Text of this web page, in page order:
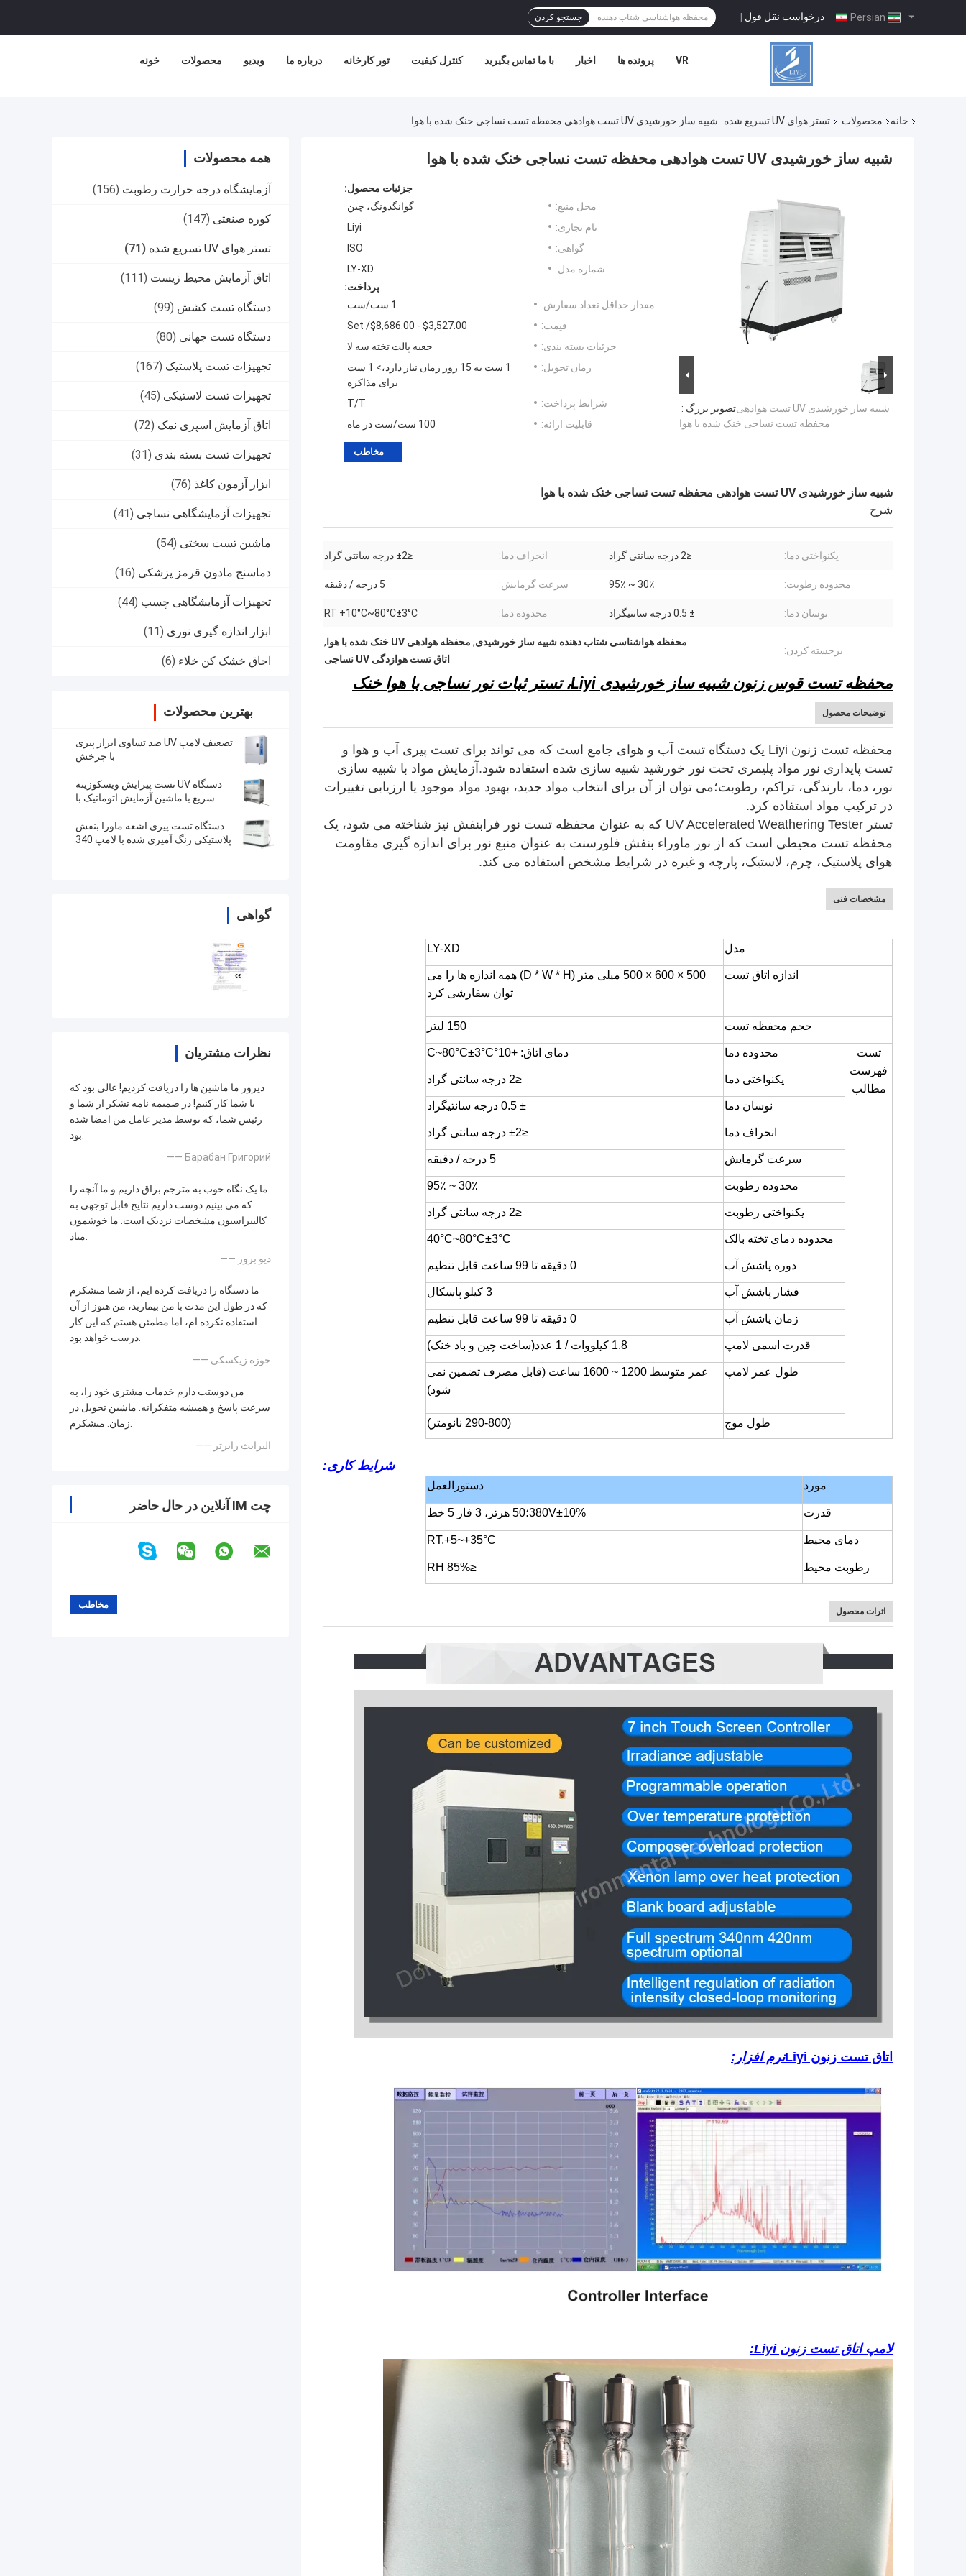
درخواست نقل قول | جستجو کردن
خونه محصولات ویدیو درباره ما تور کارخانه کنترل کیفیت با ما تماس بگیرید اخبار پرونده ها VR
خانه محصولات تستر هوای UV تسریع شده شبیه ساز خورشیدی UV تست هوادهی محفظه تست نساجی خنک شده با هوا
همه محصولات
آزمایشگاه درجه حرارت رطوبت (156)
کوره صنعتی (147)
تستر هوای UV تسریع شده (71)
اتاق آزمایش محیط زیست (111)
دستگاه تست کشش (99)
دستگاه تست جهانی (80)
تجهیزات تست پلاستیک (167)
تجهیزات تست لاستیکی (45)
اتاق آزمایش اسپری نمک (72)
تجهیزات تست بسته بندی (31)
ابزار آزمون کاغذ (76)
تجهیزات آزمایشگاهی نساجی (41)
ماشین تست سختی (54)
دماسنج مادون قرمز پزشکی (16)
تجهیزات آزمایشگاهی چسب (44)
ابزار اندازه گیری نوری (11)
اجاق خشک کن خلاء (6)
بهترین محصولات
تضعیف لامپ UV ضد تساوی ابزار پیری
با چرخش
دستگاه UV تست پیرایش ویسکوزیته
سریع با ماشین آزمایش اتوماتیک با
دستگاه تست پیری اشعه ماورا بنفش
پلاستیکی رنگ آمیزی شده با لامپ 340
گواهی
نظرات مشتریان
دیروز ما ماشین ها را دریافت کردیم! عالی بود که
با شما کار کنیم! در ضمیمه نامه تشکر از شما و
رئیس شما، که توسط مدیر عامل من امضا شده
بود.
—— Барабан Григорий
ما یک نگاه خوب به مترجم براق داریم و ما آنچه را
که می بینیم دوست داریم نتایج قابل توجهی به
کالیبراسیون مشخصات نزدیک است. ما خوشمون
میاد.
—— دیو برور
ما دستگاه را دریافت کرده ایم، از شما متشکرم
که در طول این مدت با من بیمارید، من هنوز از آن
استفاده نکرده ام، اما مطمئن هستم که این کار
درست خواهد بود.
—— خوزه زیکسکی
من دوستت دارم خدمات مشتری خود را، به
سرعت پاسخ و همیشه متفکرانه. ماشین تحویل در
زمان. متشکرم.
—— الیزابث رابرتز
چت IM آنلاین در حال حاضر
شبیه ساز خورشیدی UV تست هوادهی محفظه تست نساجی خنک شده با هوا
تصویر بزرگ :شبیه ساز خورشیدی UV تست هوادهی
محفظه تست نساجی خنک شده با هوا
جزئیات محصول:
محل منبع:
گوانگدونگ، چین
نام تجاری:
Liyi
گواهی:
ISO
شماره مدل:
LY-XD
پرداخت:
مقدار حداقل تعداد سفارش:
1 ست/ست
قیمت:
$3,527.00 - $8,686.00/ Set
جزئیات بسته بندی:
جعبه پالت تخته سه لا
زمان تحویل:
1 ست به 15 روز زمان نیاز دارد،> 1 ست
برای مذاکره
شرایط پرداخت:
T/T
قابلیت ارائه:
100 ست/ست در ماه
مخاطب
شبیه ساز خورشیدی UV تست هوادهی محفظه تست نساجی خنک شده با هوا
شرح
یکنواختی دما: ≤2 درجه سانتی گراد انحراف دما: ≤±2 درجه سانتی گراد
محدوده رطوبت: 30٪ ~ 95٪ سرعت گرمایش: 5 درجه / دقیقه
نوسان دما: ± 0.5 درجه سانتیگراد محدوده دما: RT +10°C~80°C±3°C
برجسته کردن:
محفظه هواشناسی شتاب دهنده شبیه ساز خورشیدی, محفظه هوادهی UV خنک شده با هوا
,
اتاق تست هوازدگی UV نساجی
محفظه تست قوس زنون شبیه ساز خورشیدی Liyi، تستر ثبات نور نساجی با هوا خنک
توضیحات محصول
محفظه تست زنون Liyi یک دستگاه تست آب و هوای جامع است که می تواند برای تست پیری آب و هوا و
تست پایداری نور مواد پلیمری تحت نور خورشید شبیه سازی شده استفاده شود.آزمایش مواد با شبیه سازی
نور، دما، بارندگی، تراکم، رطوبت؛می توان از آن برای انتخاب مواد جدید، بهبود مواد موجود یا ارزیابی تغییرات
در ترکیب مواد استفاده کرد.
تستر UV Accelerated Weathering Tester که به عنوان محفظه تست نور فرابنفش نیز شناخته می شود، یک
محفظه تست محیطی است که از نور ماوراء بنفش فلورسنت به عنوان منبع نور برای اندازه گیری مقاومت
هوای پلاستیک، چرم، لاستیک، پارچه و غیره در شرایط مشخص استفاده می کند.
مشخصات فنی
مدل LY-XD
اندازه اتاق تست
500 × 600 × 500 میلی متر (D * W * H) همه اندازه ها را می
توان سفارشی کرد
حجم محفظه تست 150 لیتر
تست
فهرست
مطالب
محدوده دما دمای اتاق: +10°C~80°C±3°C
یکنواختی دما ≤2 درجه سانتی گراد
نوسان دما ± 0.5 درجه سانتیگراد
انحراف دما ≤±2 درجه سانتی گراد
سرعت گرمایش 5 درجه / دقیقه
محدوده رطوبت 30٪ ~ 95٪
یکنواختی رطوبت ≤2 درجه سانتی گراد
محدوده دمای تخته بالک 40°C~80°C±3°C
دوره پاشش آب 0 دقیقه تا 99 ساعت قابل تنظیم
فشار پاشش آب 3 کیلو پاسکال
زمان پاشش آب 0 دقیقه تا 99 ساعت قابل تنظیم
قدرت اسمی لامپ 1.8 کیلووات / 1 عدد (ساخت چین و باد خنک)
طول عمر لامپ
عمر متوسط ​​1200 ~ 1600 ساعت (قابل مصرف تضمین نمی
شود)
طول موج (290-800 نانومتر)
شرایط کاری:
مورد دستورالعمل
قدرت 380V±10%؛50 هرتز، 3 فاز 5 خط
دمای محیط RT.+5~+35°C
رطوبت محیط ≤85% RH
اثرات محصول
اتاق تست زنون Liyi نرم افزار:
لامپ اتاق تست زنون Liyi: